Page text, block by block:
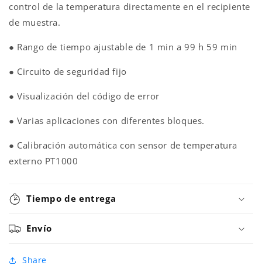
control de la temperatura directamente en el recipiente
de muestra.
● Rango de tiempo ajustable de 1 min a 99 h 59 min
● Circuito de seguridad fijo
● Visualización del código de error
● Varias aplicaciones con diferentes bloques.
● Calibración automática con sensor de temperatura
externo PT1000
Tiempo de entrega
Envío
Share